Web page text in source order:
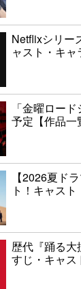
Netflixシリー
ャスト・キャ
「金曜ロー
予定【作品一
【2026夏ド
ト！キャス
歴代『踊る大
すじ・キャス